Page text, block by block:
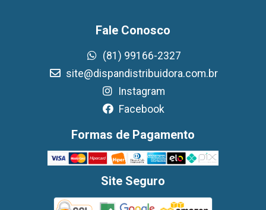
Fale Conosco
(81) 99166-2327
site@dispandistribuidora.com.br
Instagram
Facebook
Formas de Pagamento
Site Seguro